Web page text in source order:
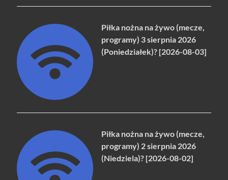
Piłka nożna na żywo (mecze,
programy) 3 sierpnia 2026
(Poniedziałek)? [2026-08-03]
Piłka nożna na żywo (mecze,
programy) 2 sierpnia 2026
(Niedziela)? [2026-08-02]